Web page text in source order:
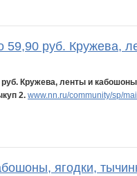
руб. Кружева,
Кружева, ленты и
2. www.nn.ru/community/sp/
ягодки,